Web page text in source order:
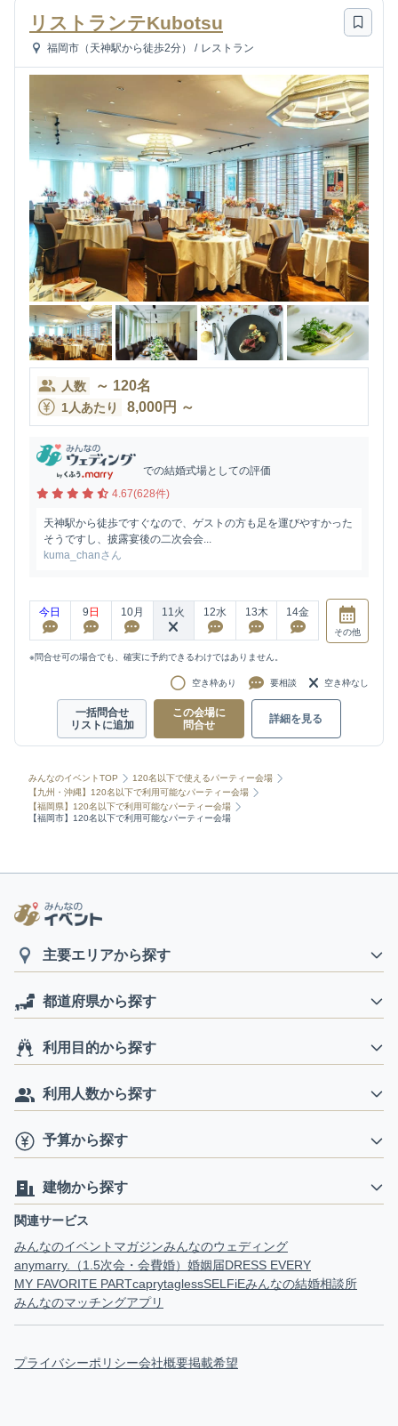
リストランテKubotsu
福岡市（天神駅から徒歩2分） / レストラン
人数 ～ 120名
1人あたり 8,000円 ～
での結婚式場としての評価
4.67(628件)
天神駅から徒歩ですぐなので、ゲストの方も足を運びやすかった
そうですし、披露宴後の二次会会...
kuma_chanさん
今日 9 日 10月 11火 12水 13木 14金
その他
※問合せ可の場合でも、確実に予約できるわけではありません。
空き枠あり 要相談 空き枠なし
一括問合せ
リストに追加
この会場に
問合せ
詳細を見る
みんなのイベントTOP
120名以下で使えるパーティー会場
【九州・沖縄】120名以下で利用可能なパーティー会場
【福岡県】120名以下で利用可能なパーティー会場
【福岡市】120名以下で利用可能なパーティー会場
主要エリアから探す
都道府県から探す
利用目的から探す
利用人数から探す
予算から探す
建物から探す
関連サービス
みんなのイベントマガジンみんなのウェディング
anymarry.（1.5次会・会費婚） 婚姻届DRESS EVERY
MY FAVORITE PARTcaprytaglessSELFiEみんなの結婚相談所
みんなのマッチングアプリ
プライバシーポリシー会社概要掲載希望